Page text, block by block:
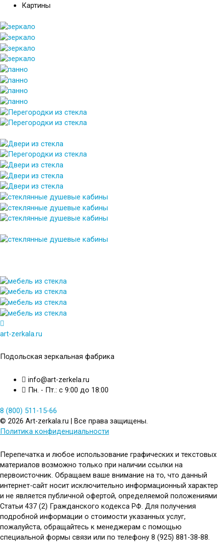
Картины
art-zerkala.ru
Подольская зеркальная фабрика
info@art-zerkela.ru
Пн. - Пт.: с 9:00 до 18:00
8 (800) 511-15-66
© 2026 Art-zerkala.ru | Все права защищены.
Политика конфиденциальности
Перепечатка и любое использование графических и текстовых
материалов возможно только при наличии ссылки на
первоисточник. Обращаем ваше внимание на то, что данный
интернет-сайт носит исключительно информационный характер
и не является публичной офертой, определяемой положениями
Статьи 437 (2) Гражданского кодекса РФ. Для получения
подробной информации о стоимости указанных услуг,
пожалуйста, обращайтесь к менеджерам с помощью
специальной формы связи или по телефону 8 (925) 881-38-88.